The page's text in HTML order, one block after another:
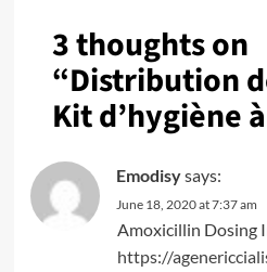
3 thoughts on
“Distribution
Kit d’hygiène
Emodisysays:
June 18, 2020 at 7:37 am
Amoxicillin Dosing
https://